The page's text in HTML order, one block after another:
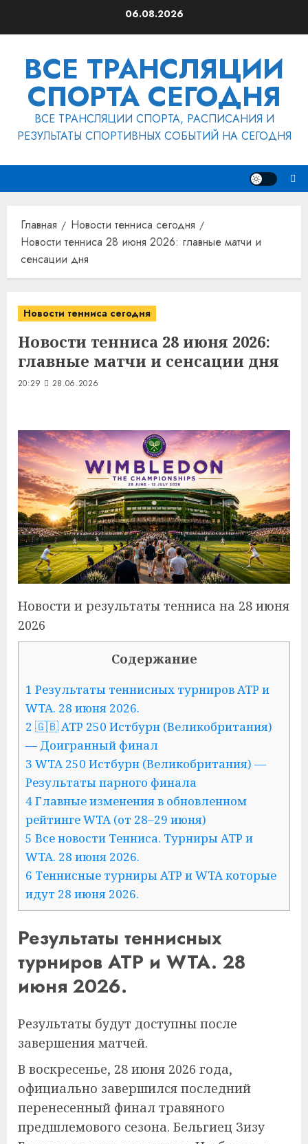
06.08.2026
ВСЕ ТРАНСЛЯЦИИ
СПОРТА СЕГОДНЯ
ВСЕ ТРАНСЛЯЦИИ СПОРТА, РАСПИСАНИЯ И
РЕЗУЛЬТАТЫ СПОРТИВНЫХ СОБЫТИЙ НА СЕГОДНЯ
Главная
Новости тенниса сегодня
Новости тенниса 28 июня 2026: главные матчи и
сенсации дня
Новости тенниса сегодня
Новости тенниса 28 июня 2026:
главные матчи и сенсации дня
20:29 28.06.2026
Новости и результаты тенниса на 28 июня
2026
Содержание
1 Результаты теннисных турниров ATP и
WTA. 28 июня 2026.
2 🇬🇧 ATP 250 Истбурн (Великобритания)
— Доигранный финал
3 WTA 250 Истбурн (Великобритания) —
Результаты парного финала
4 Главные изменения в обновленном
рейтинге WTA (от 28–29 июня)
5 Все новости Тенниса. Турниры ATP и
WTA. 28 июня 2026.
6 Теннисные турниры ATP и WTA которые
идут 28 июня 2026.
Результаты теннисных
турниров ATP и WTA. 28
июня 2026.
Результаты будут доступны после
завершения матчей.
В воскресенье, 28 июня 2026 года,
официально завершился последний
перенесенный финал травяного
предшлемового сезона. Бельгиец Зизу